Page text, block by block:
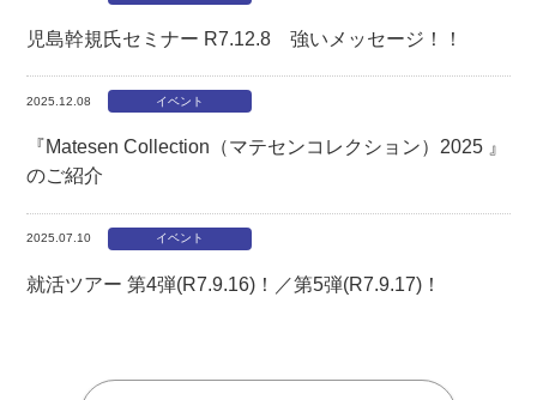
児島幹規氏セミナー R7.12.8 強いメッセージ！！
2025.12.08 イベント
『Matesen Collection（マテセンコレクション）2025 』
のご紹介
2025.07.10 イベント
就活ツアー 第4弾(R7.9.16)！／第5弾(R7.9.17)！